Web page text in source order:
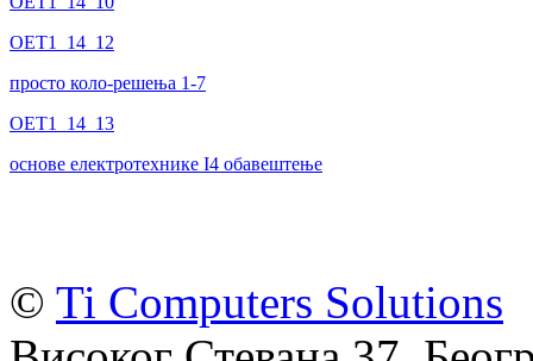
OET1_14_12
просто коло-решења 1-7
OET1_14_13
основе електротехнике I4 обавештење
© Ti Computers Solutions